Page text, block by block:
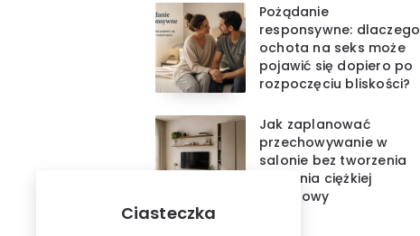
Pożądanie
responsywne: dlaczego
ochota na seks może
pojawić się dopiero po
rozpoczęciu bliskości?
Jak zaplanować
przechowywanie w
salonie bez tworzenia
wrażenia ciężkiej
zabudowy
Ciasteczka